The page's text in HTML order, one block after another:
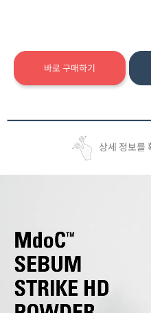
바로 구매하기
상세 정보를